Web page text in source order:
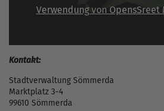
Verwendung von OpensSreet
Kontakt:
Stadtverwaltung Sömmerda
Marktplatz 3-4
99610 Sömmerda